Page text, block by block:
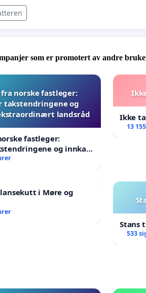
som er promotert av andre
norske fastleger:
takstendringene og
landsråd
fastleger:
og innkall
landsråd
Ikke
13
i Møre og
Stans
533